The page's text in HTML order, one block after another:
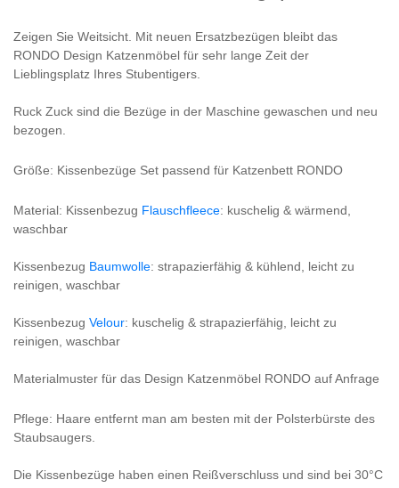
Zeigen Sie Weitsicht. Mit neuen Ersatzbezügen bleibt das
RONDO Design Katzenmöbel für sehr lange Zeit der
Lieblingsplatz Ihres Stubentigers.
Ruck Zuck sind die Bezüge in der Maschine gewaschen und neu
bezogen.
Größe: Kissenbezüge Set passend für Katzenbett RONDO
Material: Kissenbezug Flauschfleece: kuschelig & wärmend,
waschbar
Kissenbezug Baumwolle: strapazierfähig & kühlend, leicht zu
reinigen, waschbar
Kissenbezug Velour: kuschelig & strapazierfähig, leicht zu
reinigen, waschbar
Materialmuster für das Design Katzenmöbel RONDO auf Anfrage
Pflege: Haare entfernt man am besten mit der Polsterbürste des
Staubsaugers.
Die Kissenbezüge haben einen Reißverschluss und sind bei 30°C